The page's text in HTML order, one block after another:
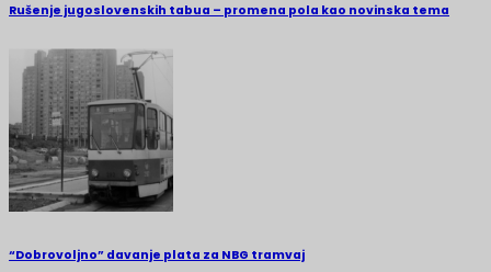
Rušenje jugoslovenskih tabua – promena pola kao novinska tema
“Dobrovoljno” davanje plata za NBG tramvaj